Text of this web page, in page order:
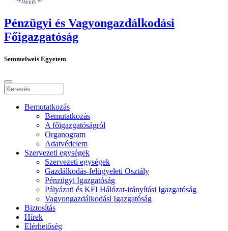
Pénzügyi és Vagyongazdálkodási
Főigazgatóság
Semmelweis Egyetem
Bemutatkozás
Bemutatkozás
A főigazgatóságról
Organogram
Adatvédelem
Szervezeti egységek
Szervezeti egységek
Gazdálkodás-felügyeleti Osztály
Pénzügyi Igazgatóság
Pályázati és KFI Hálózat-irányítási Igazgatóság
Vagyongazdálkodási Igazgatóság
Biztosítás
Hírek
Elérhetőség